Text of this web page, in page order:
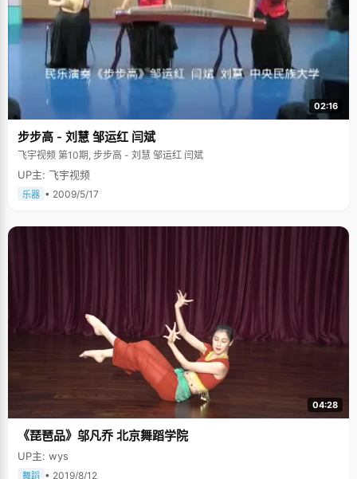
02:16
步步高 - 刘慧 邹运红 闫斌
飞宇视频 第10期, 步步高 - 刘慧 邹运红 闫斌
UP主: 飞宇视频
乐器 • 2009/5/17
04:28
《琵琶品》邬凡乔 北京舞蹈学院
UP主: wys
舞蹈 • 2019/8/12